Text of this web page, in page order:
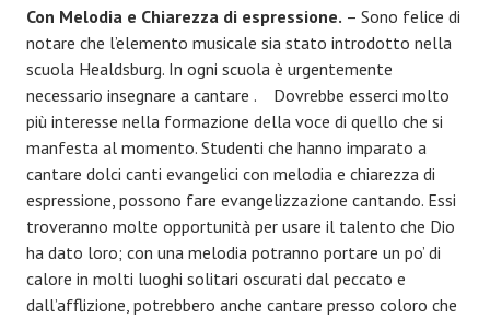
Con Melodia e Chiarezza di espressione. – Sono felice di
notare che l’elemento musicale sia stato introdotto nella
scuola Healdsburg. In ogni scuola è urgentemente
necessario insegnare a cantare . Dovrebbe esserci molto
più interesse nella formazione della voce di quello che si
manfesta al momento. Studenti che hanno imparato a
cantare dolci canti evangelici con melodia e chiarezza di
espressione, possono fare evangelizzazione cantando. Essi
troveranno molte opportunità per usare il talento che Dio
ha dato loro; con una melodia potranno portare un po’ di
calore in molti luoghi solitari oscurati dal peccato e
dall’afflizione, potrebbero anche cantare presso coloro che